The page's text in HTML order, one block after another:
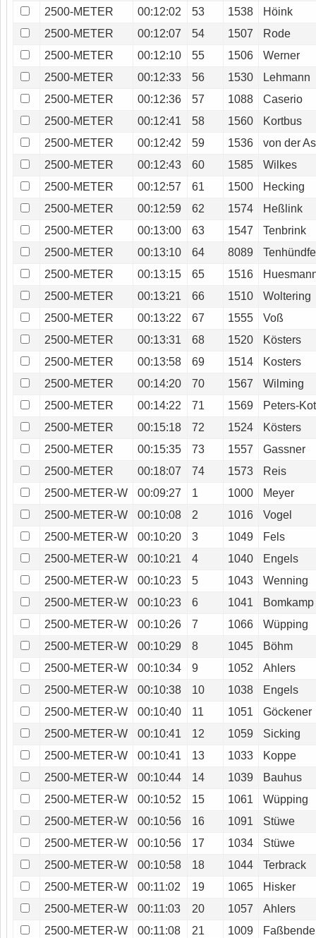
2500-METER 00:12:02 53 1538
Höink
2500-METER
00:12:07 54 1507
Rode
2500-METER
00:12:10 55 1506
Werner
2500-METER
00:12:33 56 1530
Lehmann
2500-METER
00:12:36 57 1088
Caserio
2500-METER
00:12:41 58 1560
Kortbus
2500-METER
00:12:42 59 1536
von der
2500-METER
00:12:43 60 1585
Wilkes
2500-METER
00:12:57 61 1500
Hecking
2500-METER
00:12:59 62 1574
Heßlink
2500-METER
00:13:00 63 1547
Tenbrink
2500-METER
00:13:10 64 8089
2500-METER
00:13:15 65 1516
2500-METER
00:13:21 66 1510
Woltering
2500-METER
00:13:22 67 1555
Voß
2500-METER
00:13:31 68 1520
Kösters
2500-METER
00:13:58 69 1514
Kosters
2500-METER
00:14:20 70 1567
Wilming
2500-METER
00:14:22 71 1569
Peters-
2500-METER
00:15:18 72 1524
Kösters
2500-METER
00:15:35 73 1557
Gassner
2500-METER
00:18:07 74 1573
Reis
2500-METER-W
00:09:27 1 1000
Meyer
2500-METER-W
00:10:08 2 1016
Vogel
2500-METER-W
00:10:20 3 1049
Fels
2500-METER-W
00:10:21 4 1040
Engels
2500-METER-W
00:10:23 5 1043
Wenning
2500-METER-W
00:10:23 6 1041
Bomkamp
2500-METER-W
00:10:26 7 1066
Wüpping
2500-METER-W
00:10:29 8 1045
Böhm
2500-METER-W
00:10:34 9 1052
Ahlers
2500-METER-W
00:10:38 10 1038
Engels
2500-METER-W
00:10:40 11 1051
Göckener
2500-METER-W
00:10:41 12 1059
Sicking
2500-METER-W
00:10:41 13 1033
Koppe
2500-METER-W
00:10:44 14 1039
Bauhus
2500-METER-W
00:10:52 15 1061
Wüpping
2500-METER-W
00:10:56 16 1091
Stüwe
2500-METER-W
00:10:56 17 1034
Stüwe
2500-METER-W
00:10:58 18 1044
Terbrack
2500-METER-W
00:11:02 19 1065
Hisker
2500-METER-W
00:11:03 20 1057
Ahlers
2500-METER-W
00:11:08 21 1009